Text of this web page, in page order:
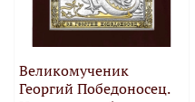
Великомученик
Георгий Победоносец.